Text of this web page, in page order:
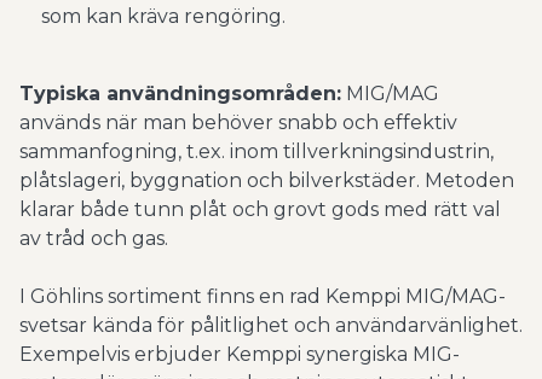
som kan kräva rengöring.
Typiska användningsområden: MIG/MAG
används när man behöver snabb och effektiv
sammanfogning, t.ex. inom tillverkningsindustrin,
plåtslageri, byggnation och bilverkstäder. Metoden
klarar både tunn plåt och grovt gods med rätt val
av tråd och gas.
I Göhlins sortiment finns en rad Kemppi MIG/MAG-
svetsar kända för pålitlighet och användarvänlighet.
Exempelvis erbjuder Kemppi synergiska MIG-